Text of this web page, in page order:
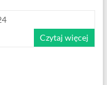
Czytaj więcej